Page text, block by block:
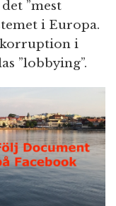
”mest
i Europa.
korruption i
”lobbying”.